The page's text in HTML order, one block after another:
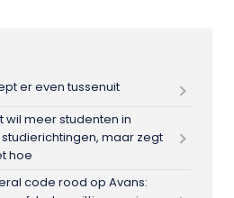
er even tussenuit
wil meer studenten in
maar zegt
hoe
code rood op Avans: